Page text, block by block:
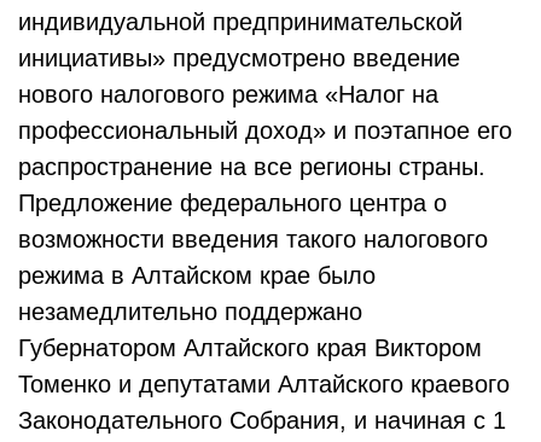
индивидуальной предпринимательской
инициативы» предусмотрено введение
нового налогового режима «Налог на
профессиональный доход» и поэтапное его
распространение на все регионы страны.
Предложение федерального центра о
возможности введения такого налогового
режима в Алтайском крае было
незамедлительно поддержано
Губернатором Алтайского края Виктором
Томенко и депутатами Алтайского краевого
Законодательного Собрания, и начиная с 1